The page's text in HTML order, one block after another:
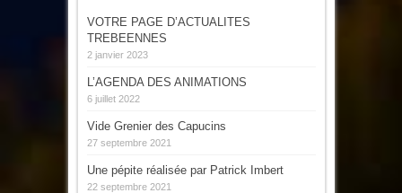
VOTRE PAGE D’ACTUALITES
TREBEENNES
2 janvier 2023
L’AGENDA DES ANIMATIONS
6 juillet 2022
Vide Grenier des Capucins
27 septembre 2021
Une pépite réalisée par Patrick Imbert
22 septembre 2021